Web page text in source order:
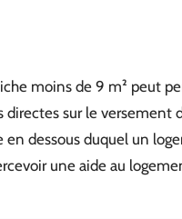
moins de 9 m² peut
sur le versement
dessous duquel un
une aide au